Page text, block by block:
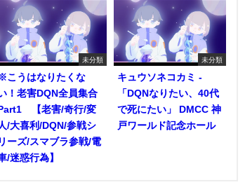
未分類
こうはなりたくな
！老害DQN全員集合
【老害/奇行/変
人/大喜利/DQN/参戦シ
リーズ/スマブラ参戦/電
/迷惑行為】
未分類
キュウソネコカミ -
「DQNなりたい、40代
で死にたい」 DMCC 神
戸ワールド記念ホール